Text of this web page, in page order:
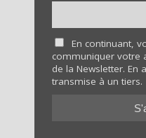
En continuant,
communiquer votre
de la Newsletter. En
transmise à un tiers.